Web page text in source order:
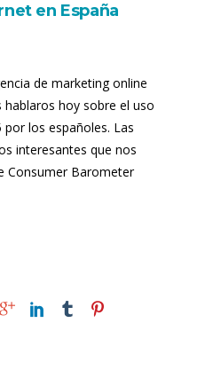
en España
de marketing online
hablaros hoy sobre el uso
los españoles. Las
interesantes que nos
Consumer Barometer